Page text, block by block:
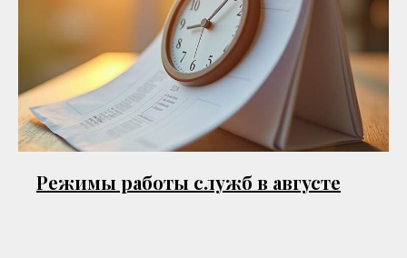
Режимы работы служб в августе